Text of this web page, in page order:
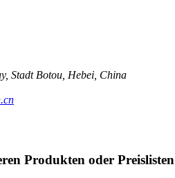
Stadt Botou, Hebei, China
Produkten oder